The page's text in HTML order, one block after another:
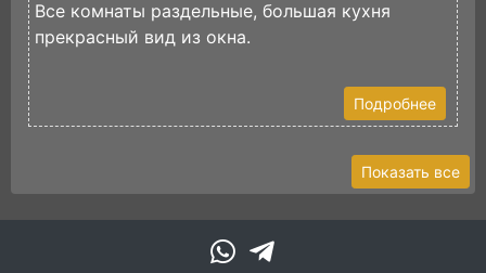
Все комнаты раздельные, большая кухня
прекрасный вид из окна.
Подробнее
Показать все